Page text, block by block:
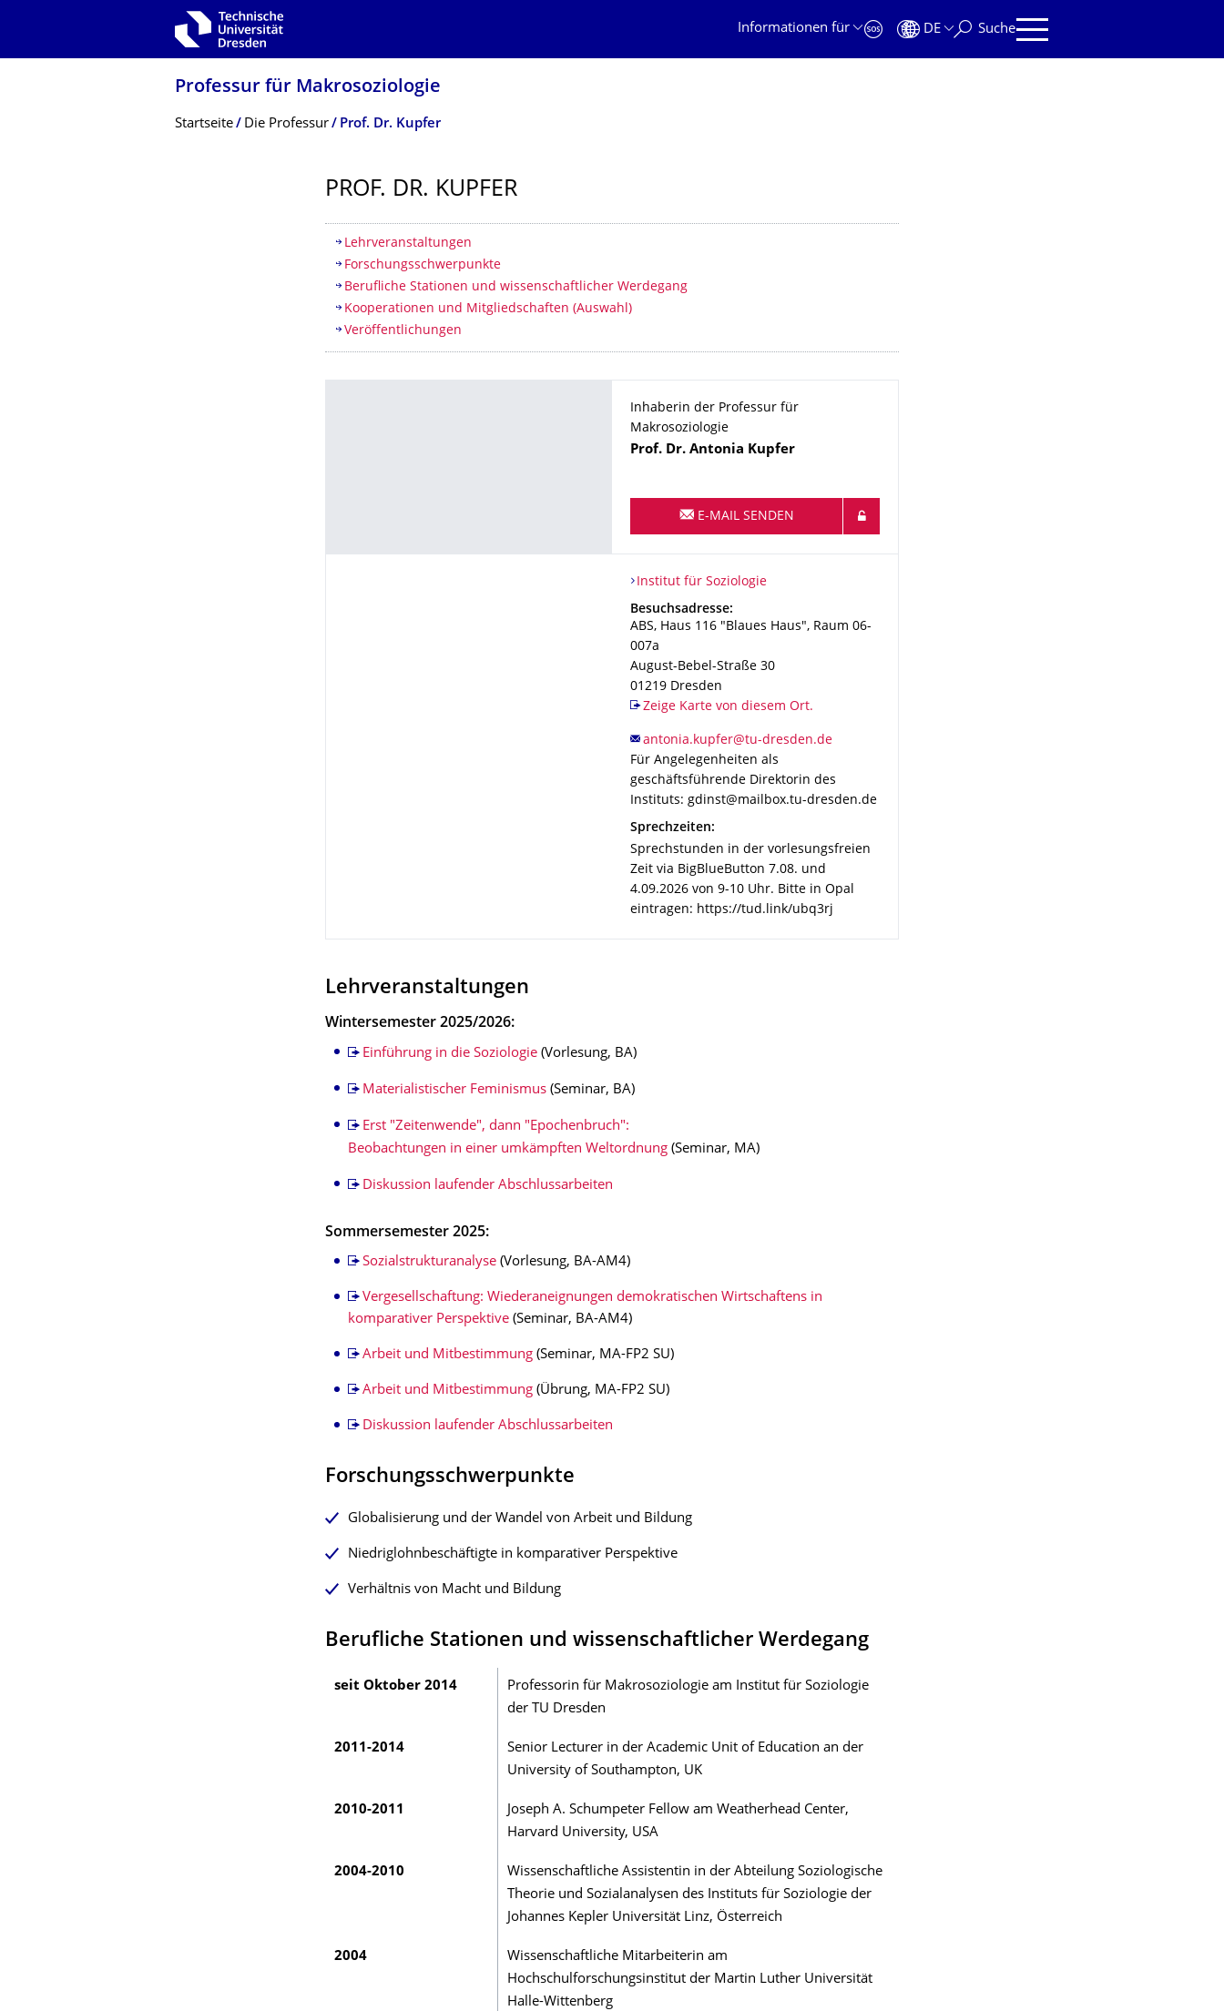
Zur Hauptnavigation springen
Informationen für
DE Suche
Professur für Makrosoziologie
Breadcrumb-Menü
Startseite Die Professur Prof. Dr. Kupfer
PROF. DR. KUPFER
Inhaltsverzeichnis
Lehrveranstaltungen
Forschungsschwerpunkte
Berufliche Stationen und wissenschaftlicher Werdegang
Kooperationen und Mitgliedschaften (Auswahl)
Veröffentlichungen
Inhaberin der Professur für
Makrosoziologie
Name
Prof. Dr. Antonia Kupfer
E-MAIL SENDEN
Organisationsname
Institut für Soziologie
Institut für Soziologie
Adresse
Besuchsadresse:
ABS, Haus 116 "Blaues Haus", Raum 06-
007a
August-Bebel-Straße 30
01219 Dresden
Zeige Karte von diesem Ort.
Für Angelegenheiten als
geschäftsführende Direktorin des
Instituts: gdinst@mailbox.tu-dresden.de
Sprechzeiten:
Sprechstunden in der vorlesungsfreien
Zeit via BigBlueButton 7.08. und
4.09.2026 von 9-10 Uhr. Bitte in Opal
eintragen: https://tud.link/ubq3rj
Lehrveranstaltungen
Wintersemester 2025/2026:
Einführung in die Soziologie (Vorlesung, BA)
Materialistischer Feminismus(Seminar, BA)
Erst "Zeitenwende", dann "Epochenbruch":
Beobachtungen in einer umkämpften Weltordnung (Seminar, MA)
Diskussion laufender Abschlussarbeiten
Sommersemester 2025:
Sozialstrukturanalyse(Vorlesung, BA-AM4)
Vergesellschaftung: Wiederaneignungen demokratischen Wirtschaftens in
komparativer Perspektive (Seminar, BA-AM4)
Arbeit und Mitbestimmung(Seminar, MA-FP2 SU)
Arbeit und Mitbestimmung(Übrung, MA-FP2 SU)
Diskussion laufender Abschlussarbeiten
Forschungsschwerpunkte
Globalisierung und der Wandel von Arbeit und Bildung
Niedriglohnbeschäftigte in komparativer Perspektive
Verhältnis von Macht und Bildung
Berufliche Stationen und wissenschaftlicher Werdegang
seit Oktober 2014
Professorin für Makrosoziologie am Institut für Soziologie
der TU Dresden
2011-2014
Senior Lecturer in der Academic Unit of Education an der
University of Southampton, UK
2010-2011
Joseph A. Schumpeter Fellow am Weatherhead Center,
Harvard University, USA
2004-2010
Wissenschaftliche Assistentin in der Abteilung Soziologische
Theorie und Sozialanalysen des Instituts für Soziologie der
Johannes Kepler Universität Linz, Österreich
2004
Wissenschaftliche Mitarbeiterin am
Hochschulforschungsinstitut der Martin Luther Universität
Halle-Wittenberg